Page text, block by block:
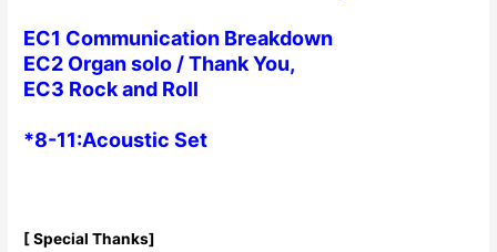
EC1 Communication Breakdown
EC2 Organ solo / Thank You,
EC3 Rock and Roll
*8-11:Acoustic Set
[ Special Thanks]